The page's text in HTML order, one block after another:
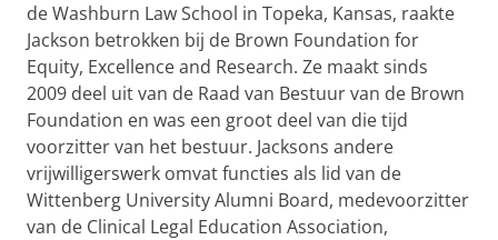
de Washburn Law School in Topeka, Kansas, raakte
Jackson betrokken bij de Brown Foundation for
Equity, Excellence and Research. Ze maakt sinds
2009 deel uit van de Raad van Bestuur van de Brown
Foundation en was een groot deel van die tijd
voorzitter van het bestuur. Jacksons andere
vrijwilligerswerk omvat functies als lid van de
Wittenberg University Alumni Board, medevoorzitter
van de Clinical Legal Education Association,